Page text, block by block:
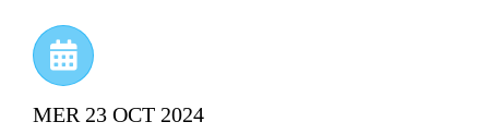
MER 23 OCT 2024